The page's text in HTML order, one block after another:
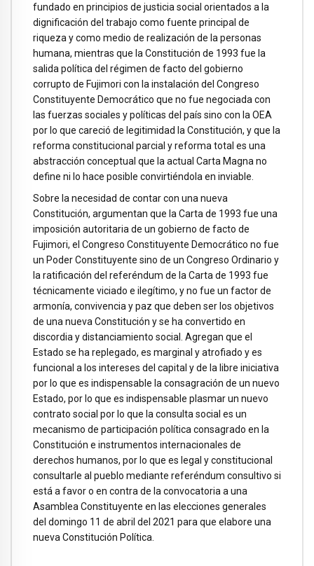
fundado en principios de justicia social orientados a la
dignificación del trabajo como fuente principal de
riqueza y como medio de realización de la personas
humana, mientras que la Constitución de 1993 fue la
salida política del régimen de facto del gobierno
corrupto de Fujimori con la instalación del Congreso
Constituyente Democrático que no fue negociada con
las fuerzas sociales y políticas del país sino con la OEA
por lo que careció de legitimidad la Constitución, y que la
reforma constitucional parcial y reforma total es una
abstracción conceptual que la actual Carta Magna no
define ni lo hace posible convirtiéndola en inviable.
Sobre la necesidad de contar con una nueva
Constitución, argumentan que la Carta de 1993 fue una
imposición autoritaria de un gobierno de facto de
Fujimori, el Congreso Constituyente Democrático no fue
un Poder Constituyente sino de un Congreso Ordinario y
la ratificación del referéndum de la Carta de 1993 fue
técnicamente viciado e ilegítimo, y no fue un factor de
armonía, convivencia y paz que deben ser los objetivos
de una nueva Constitución y se ha convertido en
discordia y distanciamiento social. Agregan que el
Estado se ha replegado, es marginal y atrofiado y es
funcional a los intereses del capital y de la libre iniciativa
por lo que es indispensable la consagración de un nuevo
Estado, por lo que es indispensable plasmar un nuevo
contrato social por lo que la consulta social es un
mecanismo de participación política consagrado en la
Constitución e instrumentos internacionales de
derechos humanos, por lo que es legal y constitucional
consultarle al pueblo mediante referéndum consultivo si
está a favor o en contra de la convocatoria a una
Asamblea Constituyente en las elecciones generales
del domingo 11 de abril del 2021 para que elabore una
nueva Constitución Política.